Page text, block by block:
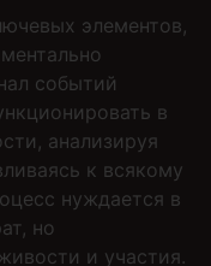
элементов,
событий
в
анализируя
к всякому
нуждается в
но
и участия.